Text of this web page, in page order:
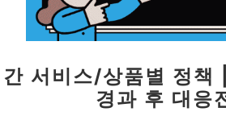
간 서비스/상품별 정
경과 후 대응